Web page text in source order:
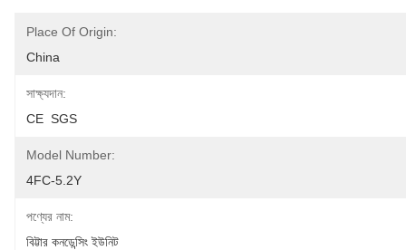
Place Of Origin:
China
সাক্ষ্যদান:
CE  SGS
Model Number:
4FC-5.2Y
পণ্যের নাম:
বিট্টার কনডেন্সিং ইউনিট